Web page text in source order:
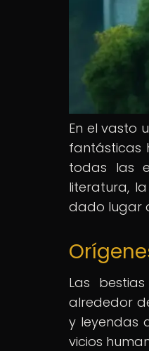
En el vasto
fantásticas
todas las
literatura,
dado lugar
Las
alrededor
y leyendas
vicios